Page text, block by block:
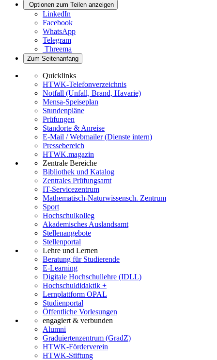
Optionen zum Teilen anzeigen
LinkedIn
Facebook
WhatsApp
Telegram
Threema
Zum Seitenanfang
Quicklinks
HTWK-Telefonverzeichnis
Notfall (Unfall, Brand, Havarie)
Mensa-Speiseplan
Stundenpläne
Prüfungen
Standorte & Anreise
E-Mail / Webmailer (Dienste intern)
Pressebereich
HTWK.magazin
Zentrale Bereiche
Bibliothek und Katalog
Zentrales Prüfungsamt
IT-Servicezentrum
Mathematisch-Naturwissensch. Zentrum
Sport
Hochschulkolleg
Akademisches Auslandsamt
Stellenangebote
Stellenportal
Lehre und Lernen
Beratung für Studierende
E-Learning
Digitale Hochschullehre (IDLL)
Hochschuldidaktik +
Lernplattform OPAL
Studienportal
Öffentliche Vorlesungen
engagiert & verbunden
Alumni
Graduiertenzentrum (GradZ)
HTWK-Förderverein
HTWK-Stiftung